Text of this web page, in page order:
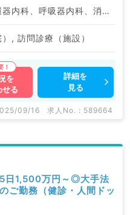
一般内科、循環器内科、呼吸器内科、消化器内科、老年内科
, 訪問診療（施設）
を
せる
詳細を
見る
09/16 求人No. : 589664
日1,500万円～◎大手法
ご勤務（健診・人間ドッ